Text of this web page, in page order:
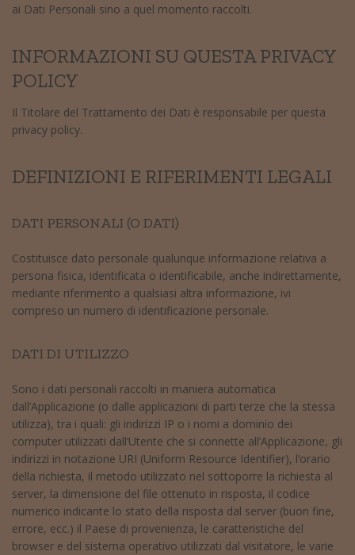
ai Dati Personali sino a quel momento raccolti.
INFORMAZIONI SU QUESTA PRIVACY
POLICY
Il Titolare del Trattamento dei Dati è responsabile per questa
privacy policy.
DEFINIZIONI E RIFERIMENTI LEGALI
DATI PERSONALI (O DATI)
Costituisce dato personale qualunque informazione relativa a
persona fisica, identificata o identificabile, anche indirettamente,
mediante riferimento a qualsiasi altra informazione, ivi
compreso un numero di identificazione personale.
DATI DI UTILIZZO
Sono i dati personali raccolti in maniera automatica
dall’Applicazione (o dalle applicazioni di parti terze che la stessa
utilizza), tra i quali: gli indirizzi IP o i nomi a dominio dei
computer utilizzati dall’Utente che si connette all’Applicazione, gli
indirizzi in notazione URI (Uniform Resource Identifier), l’orario
della richiesta, il metodo utilizzato nel sottoporre la richiesta al
server, la dimensione del file ottenuto in risposta, il codice
numerico indicante lo stato della risposta dal server (buon fine,
errore, ecc.) il Paese di provenienza, le caratteristiche del
browser e del sistema operativo utilizzati dal visitatore, le varie